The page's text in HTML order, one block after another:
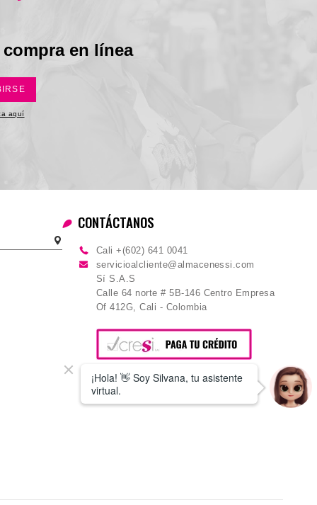
en línea
aquí
CONTÁCTANOS
Cali +(602) 641 0041
servicioalcliente@almacenessi.com
Sí S.A.S
Calle 64 norte # 5B-146 Centro Empresa
Of 412G, Cali - Colombia